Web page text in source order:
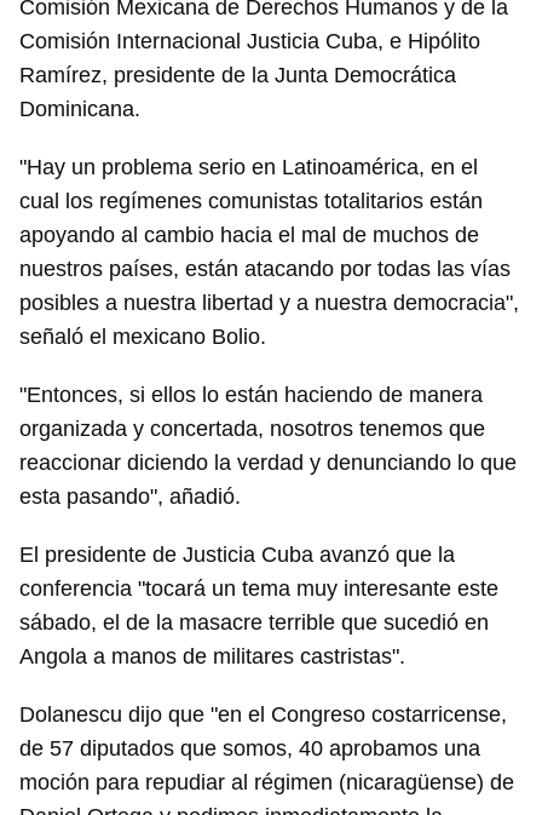
Comisión Mexicana de Derechos Humanos y de la
Comisión Internacional Justicia Cuba, e Hipólito
Ramírez, presidente de la Junta Democrática
Dominicana.
"Hay un problema serio en Latinoamérica, en el
cual los regímenes comunistas totalitarios están
apoyando al cambio hacia el mal de muchos de
nuestros países, están atacando por todas las vías
posibles a nuestra libertad y a nuestra democracia",
señaló el mexicano Bolio.
"Entonces, si ellos lo están haciendo de manera
organizada y concertada, nosotros tenemos que
reaccionar diciendo la verdad y denunciando lo que
esta pasando", añadió.
El presidente de Justicia Cuba avanzó que la
conferencia "tocará un tema muy interesante este
sábado, el de la masacre terrible que sucedió en
Angola a manos de militares castristas".
Dolanescu dijo que "en el Congreso costarricense,
de 57 diputados que somos, 40 aprobamos una
moción para repudiar al régimen (nicaragüense) de